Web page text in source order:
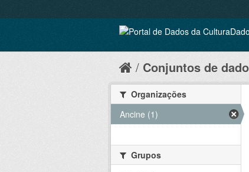
Conjuntos de
Organizações
Ancine (1)
Grupos